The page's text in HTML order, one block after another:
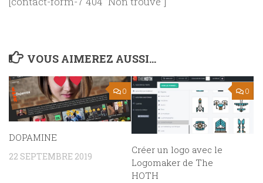
VOUS AIMEREZ AUSSI...
0
DOPAMINE
22 SEPTEMBRE 2019
0
Créer un logo avec le
Logomaker de The
HOTH